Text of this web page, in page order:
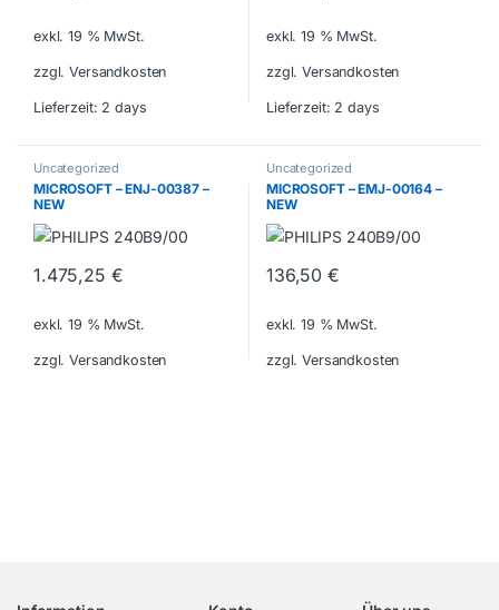
exkl. 19 % MwSt.
zzgl. Versandkosten
Lieferzeit: 2 days
exkl. 19 % MwSt.
zzgl. Versandkosten
Lieferzeit: 2 days
Uncategorized
MICROSOFT – ENJ-00387 –
NEW
1.475,25 €
exkl. 19 % MwSt.
zzgl. Versandkosten
Uncategorized
MICROSOFT – EMJ-00164 –
NEW
136,50€
exkl. 19 % MwSt.
zzgl. Versandkosten